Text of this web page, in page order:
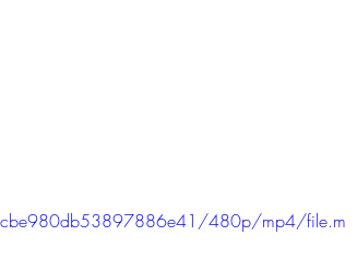
480p/mp4/file.m